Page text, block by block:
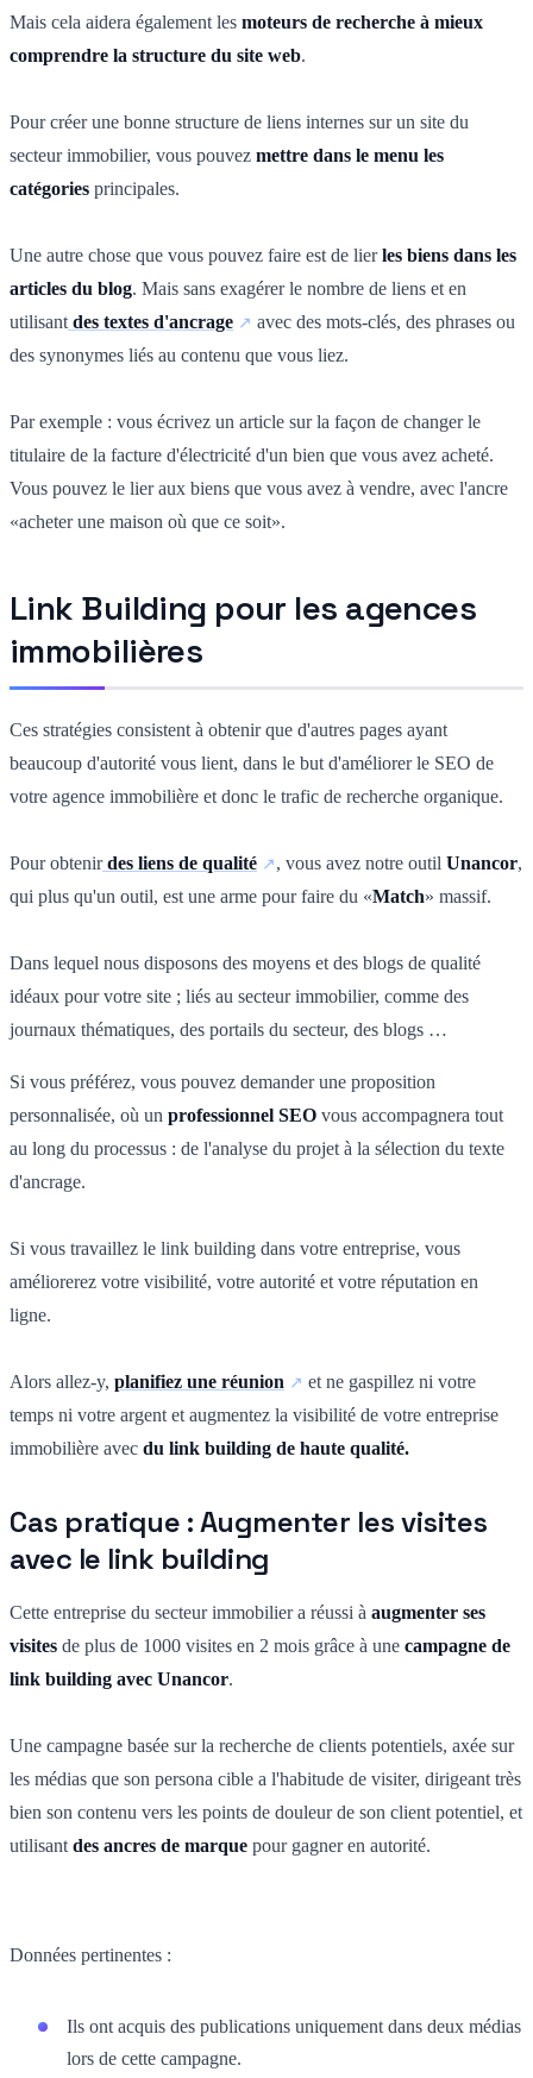
Mais cela aidera également les moteurs de recherche à mieux
comprendre la structure du site web.
Pour créer une bonne structure de liens internes sur un site du
secteur immobilier, vous pouvez mettre dans le menu les
catégories principales.
Une autre chose que vous pouvez faire est de lierles biens dans les
articles du blog. Mais sans exagérer le nombre de liens et en
utilisant des textes d'ancrage
avec des mots-clés, des phrases ou
des synonymes liés au contenu que vous liez.
Par exemple : vous écrivez un article sur la façon de changer le
titulaire de la facture d'électricité d'un bien que vous avez acheté.
Vous pouvez le lier aux biens que vous avez à vendre, avec l'ancre
«acheter une maison où que ce soit».
Link Building pour les agences
immobilières
Ces stratégies consistent à obtenir que d'autres pages ayant
beaucoup d'autorité vous lient, dans le but d'améliorer le SEO de
votre agence immobilière et donc le trafic de recherche organique.
Pour obtenir des liens de qualité , vous avez notre outil Unancor,
qui plus qu'un outil, est une arme pour faire du «Match» massif.
Dans lequel nous disposons des moyens et des blogs de qualité
idéaux pour votre site ; liés au secteur immobilier, comme des
journaux thématiques, des portails du secteur, des blogs …
Si vous préférez, vous pouvez demander une proposition
personnalisée, où un professionnel SEO vous accompagnera tout
au long du processus : de l'analyse du projet à la sélection du texte
d'ancrage.
Si vous travaillez le link building dans votre entreprise, vous
améliorerez votre visibilité, votre autorité et votre réputation en
ligne.
Alors allez-y, planifiez une réunion
et ne gaspillez ni votre
temps ni votre argent et augmentez la visibilité de votre entreprise
immobilière avec du link building de haute qualité.
Cas pratique : Augmenter les visites
avec le link building
Cette entreprise du secteur immobilier a réussi à augmenter ses
visites de plus de 1000 visites en 2 mois grâce à une campagne de
link building avec Unancor.
Une campagne basée sur la recherche de clients potentiels, axée sur
les médias que son persona cible a l'habitude de visiter, dirigeant très
bien son contenu vers les points de douleur de son client potentiel, et
utilisant des ancres de marque pour gagner en autorité.
Données pertinentes :
Ils ont acquis des publications uniquement dans deux médias
lors de cette campagne.